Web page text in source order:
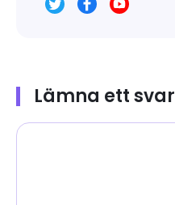
Lämna ett svar